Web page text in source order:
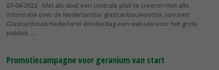
07-04-2022 - Met als doel een centrale plek te creëren met alle
informatie over de Nederlandse glastuinbouwsector, lanceert
Glastuinbouw Nederland donderdag een website voor het grote
publiek.
Promotiecampagne voor geranium van start